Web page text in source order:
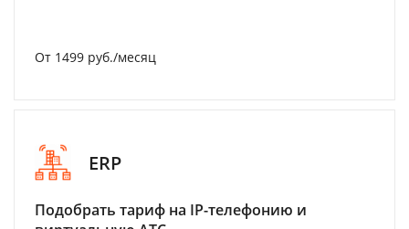
От 1499 руб./месяц
ERP
Подобрать тариф на IP-телефонию и